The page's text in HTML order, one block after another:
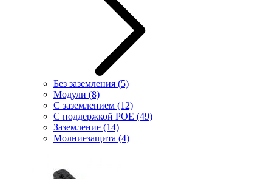
Без заземления (5)
Модули (8)
С заземлением (12)
С поддержкой POE (49)
Заземление (14)
Молниезащита (4)